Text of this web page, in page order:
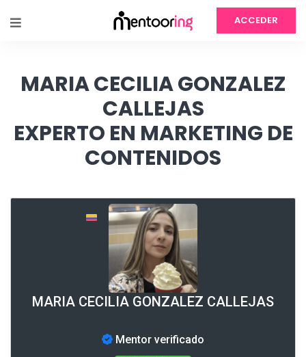
ACCEDER
MARIA CECILIA GONZALEZ
CALLEJAS
EXPERTO EN MARKETING DE
CONTENIDOS
MARIA CECILIA GONZALEZ CALLEJAS
Mentor verificado